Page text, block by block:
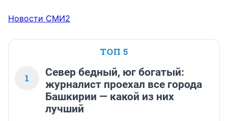
Новости СМИ2
ТОП 5
1
Север бедный, юг богатый:
журналист проехал все города
Башкирии — какой из них
лучший